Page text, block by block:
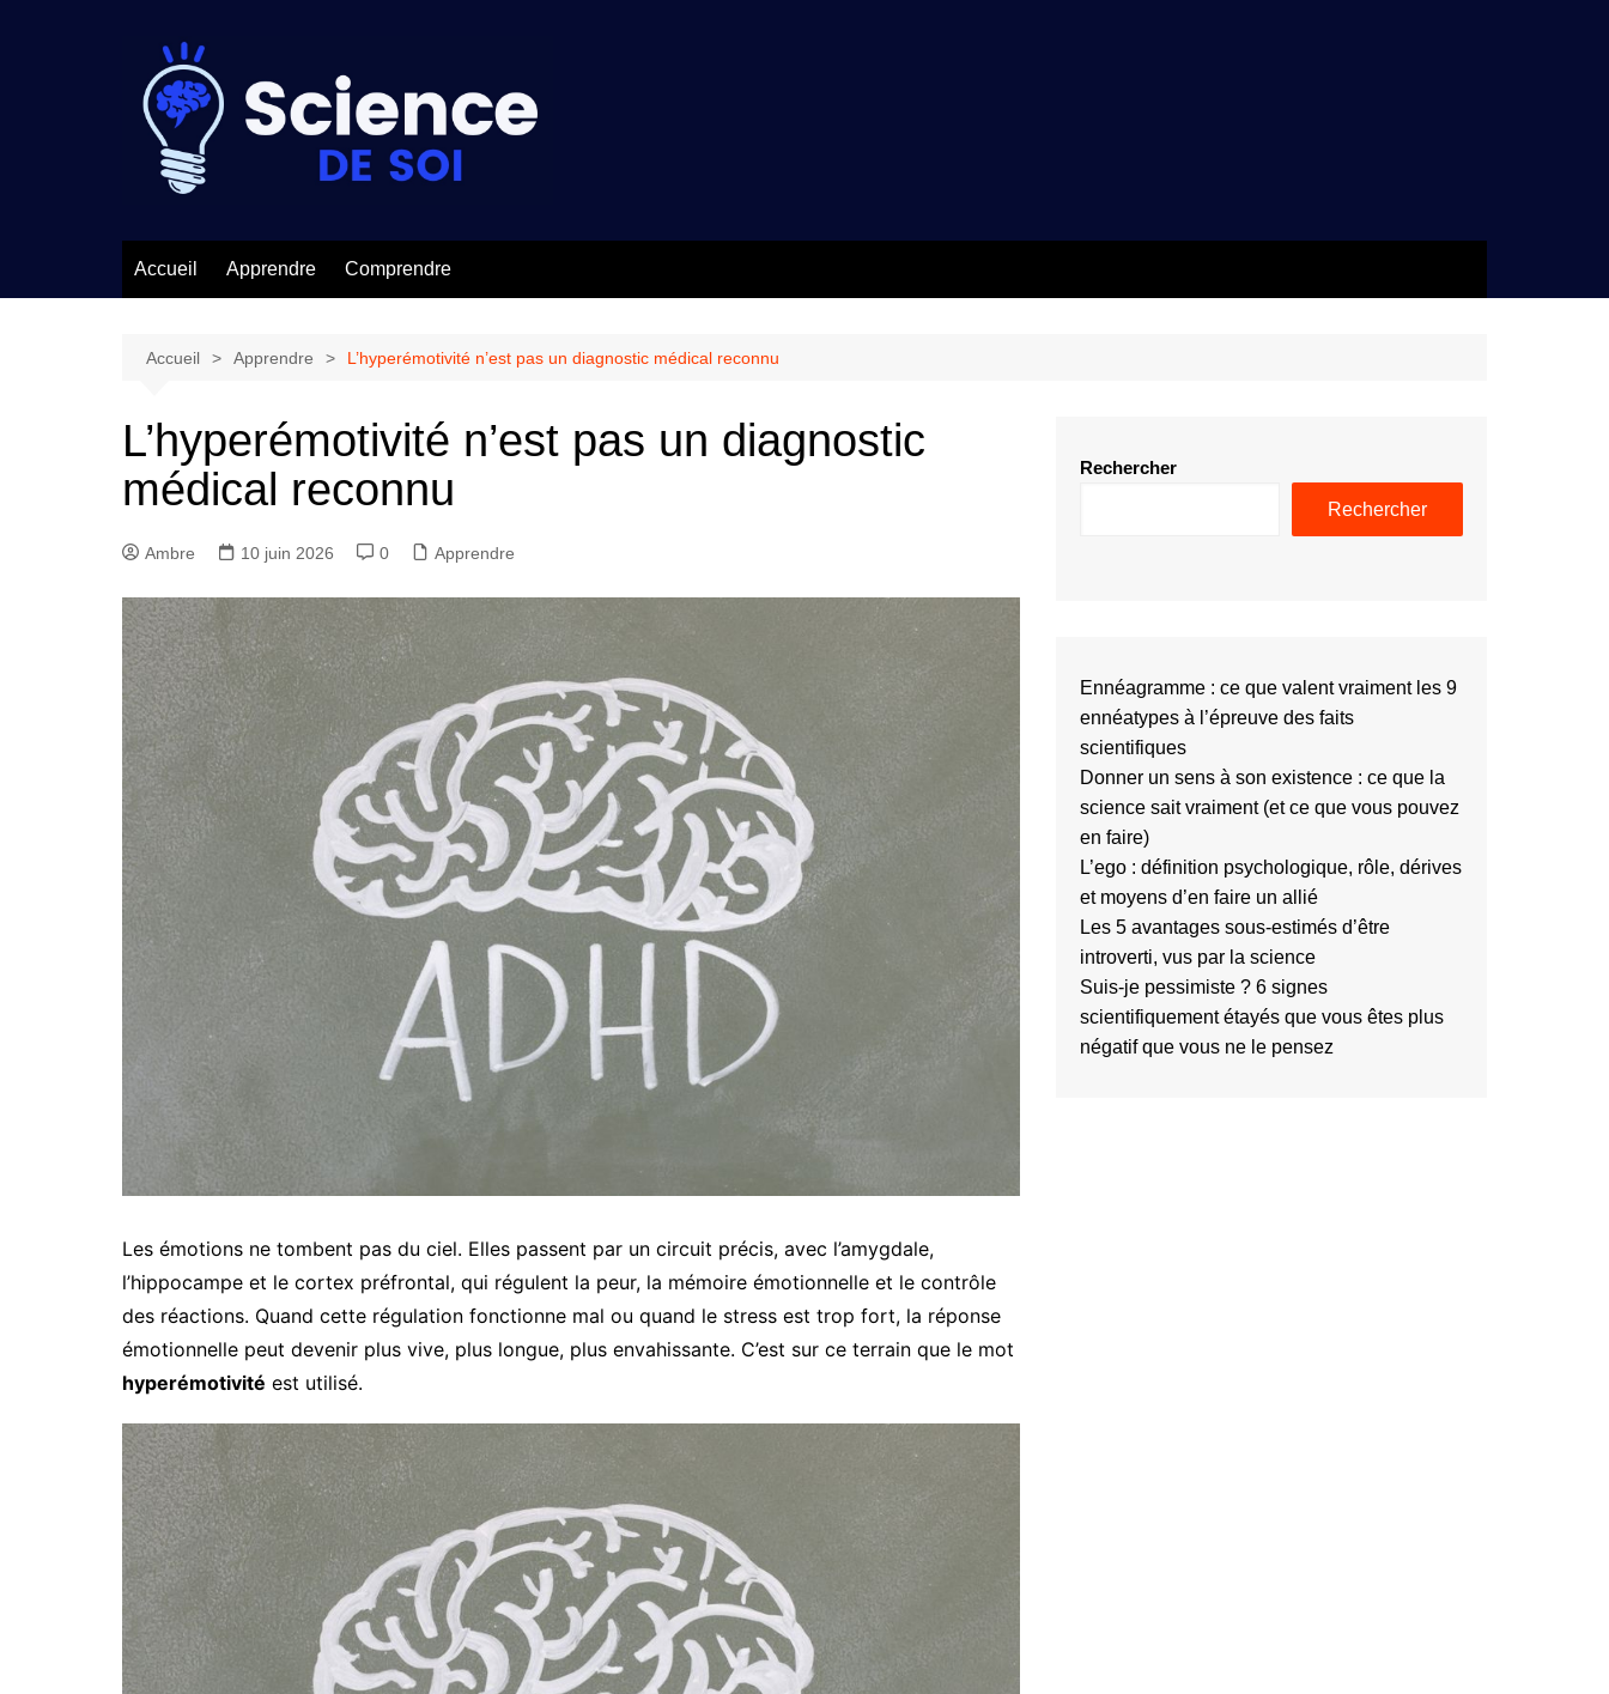
Accueil Apprendre Comprendre
Accueil Apprendre L’hyperémotivité n’est pas un diagnostic médical reconnu
L’hyperémotivité n’est pas un diagnostic
médical reconnu
Ambre 10 juin 2026 0 Apprendre
Les émotions ne tombent pas du ciel. Elles passent par un circuit précis, avec l’amygdale,
l’hippocampe et le cortex préfrontal, qui régulent la peur, la mémoire émotionnelle et le contrôle
des réactions. Quand cette régulation fonctionne mal ou quand le stress est trop fort, la réponse
émotionnelle peut devenir plus vive, plus longue, plus envahissante. C’est sur ce terrain que le mot
hyperémotivité est utilisé.
Rechercher
Rechercher
Ennéagramme : ce que valent vraiment les 9
ennéatypes à l’épreuve des faits
scientifiques
Donner un sens à son existence : ce que la
science sait vraiment (et ce que vous pouvez
en faire)
L’ego : définition psychologique, rôle, dérives
et moyens d’en faire un allié
Les 5 avantages sous-estimés d’être
introverti, vus par la science
Suis-je pessimiste ? 6 signes
scientifiquement étayés que vous êtes plus
négatif que vous ne le pensez